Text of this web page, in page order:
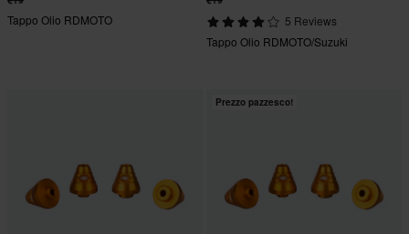
Tappo Olio RDMOTO
5 Reviews
Tappo Olio RDMOTO/Suzuki
Prezzo pazzesco!